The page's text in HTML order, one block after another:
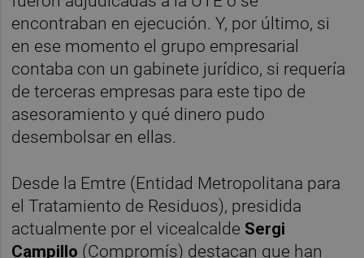
encontraban en ejecución. Y, por último, si
en ese momento el grupo empresarial
contaba con un gabinete jurídico, si requería
de terceras empresas para este tipo de
asesoramiento y qué dinero pudo
desembolsar en ellas.
Desde la Emtre (Entidad Metropolitana para
el Tratamiento de Residuos), presidida
actualmente por el vicealcalde Sergi
Campillo (Compromís) destacan que han